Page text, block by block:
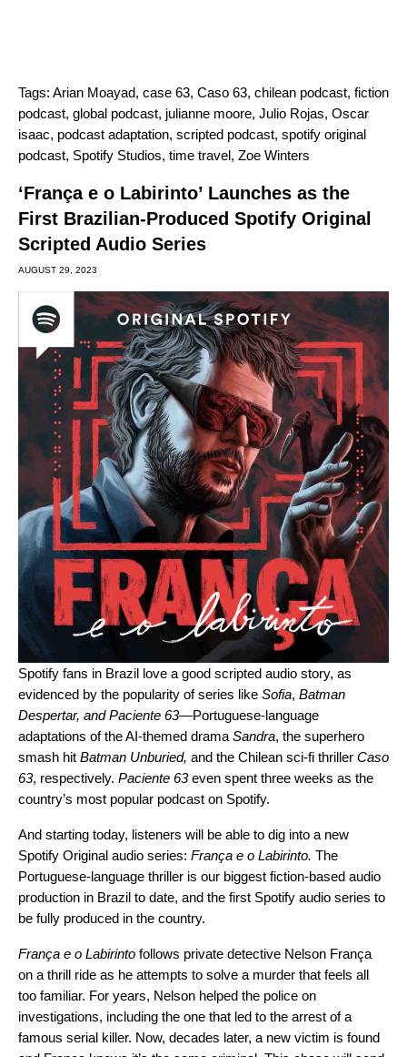
Tags: Arian Moayad, case 63, Caso 63, chilean podcast, fiction
podcast, global podcast, julianne moore, Julio Rojas, Oscar
isaac, podcast adaptation, scripted podcast, spotify original
podcast, Spotify Studios, time travel, Zoe Winters
‘França e o Labirinto’ Launches as the
First Brazilian-Produced Spotify Original
Scripted Audio Series
AUGUST 29, 2023
Spotify fans in Brazil love a good scripted audio story, as
evidenced by the popularity of series like Sofia, Batman
Despertar, andPaciente 63—Portuguese-language
adaptations of the AI-themed drama Sandra, the superhero
smash hit Batman Unburied, and the Chilean sci-fi thriller Caso
63, respectively. Paciente 63even spent three weeks as the
country’s most popular podcast on Spotify.
And starting today, listeners will be able to dig into a new
Spotify Original audio series: França e o Labirinto. The
Portuguese-language thriller is our biggest fiction-based audio
production in Brazil to date, and the first Spotify audio series to
be fully produced in the country.
França e o Labirinto follows private detective Nelson França
on a thrill ride as he attempts to solve a murder that feels all
too familiar. For years, Nelson helped the police on
investigations, including the one that led to the arrest of a
famous serial killer. Now, decades later, a new victim is found